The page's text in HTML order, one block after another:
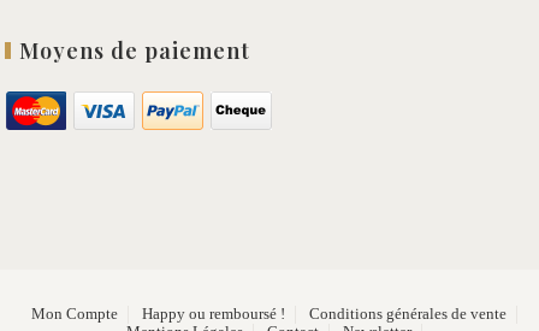
Moyens de paiement
Mon Compte Happy ou remboursé !
Conditions générales de vente